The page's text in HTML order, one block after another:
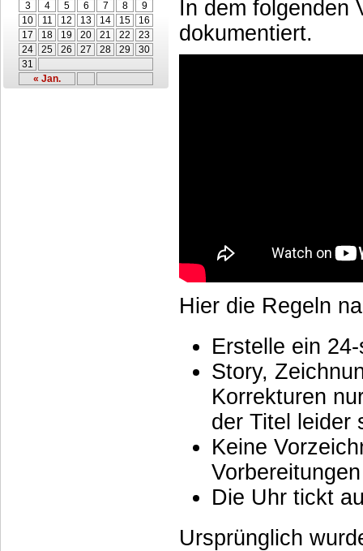
« Jan.
3
4 5 6 7 8
9
10
11 12 13 14 15
16
17
18 19 20 21 22
23
24
25 26 27 28 29
30
31
In dem folgenden
dokumentiert.
Hier die Regeln
Erstelle ein
Story,
Korrekturen
der Titel leider
Keine
Die Uhr tickt
Ursprünglich